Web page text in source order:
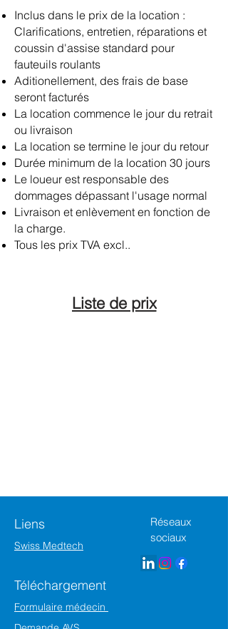
Inclus dans le prix de la location :
Clarifications, entretien, réparations et
coussin d'assise standard pour
fauteuils roulants
Aditionellement, des frais de base
seront facturés
La location commence le jour du retrait
ou livraison
La location se termine le jour du retour
Durée minimum de la location 30 jours
Le loueur est responsable des
dommages dépassant l'usage normal
​Livraison et enlèvement en fonction de
la charge.
Tous les prix TVA excl..
Liste de prix
Réseaux
sociaux
Liens
Swiss Medtech
Téléchargement
Formulaire médecin